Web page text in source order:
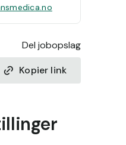
Del jobopslag
Kopier link